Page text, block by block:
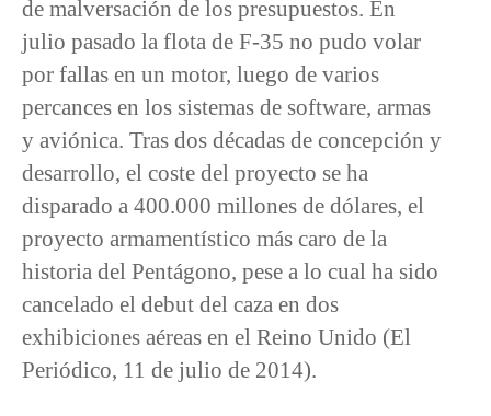
de malversación de los presupuestos. En
julio pasado la flota de F-35 no pudo volar
por fallas en un motor, luego de varios
percances en los sistemas de software, armas
y aviónica. Tras dos décadas de concepción y
desarrollo, el coste del proyecto se ha
disparado a 400.000 millones de dólares, el
proyecto armamentístico más caro de la
historia del Pentágono, pese a lo cual ha sido
cancelado el debut del caza en dos
exhibiciones aéreas en el Reino Unido (El
Periódico, 11 de julio de 2014).